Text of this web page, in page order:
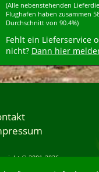
(Alle nebenstehenden
Flughafen haben zusammen
Durchschnitt von 90.4%)
Fehlt ein Lieferservice
nicht? Dann hier
© 2001-2026